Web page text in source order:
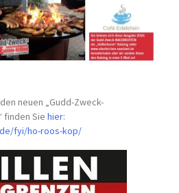
neuen „Gudd-Zweck-
finden Siehier:
fyi/ho-roos-kop/